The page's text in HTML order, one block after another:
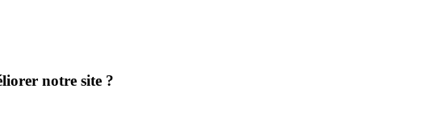
notre site ?